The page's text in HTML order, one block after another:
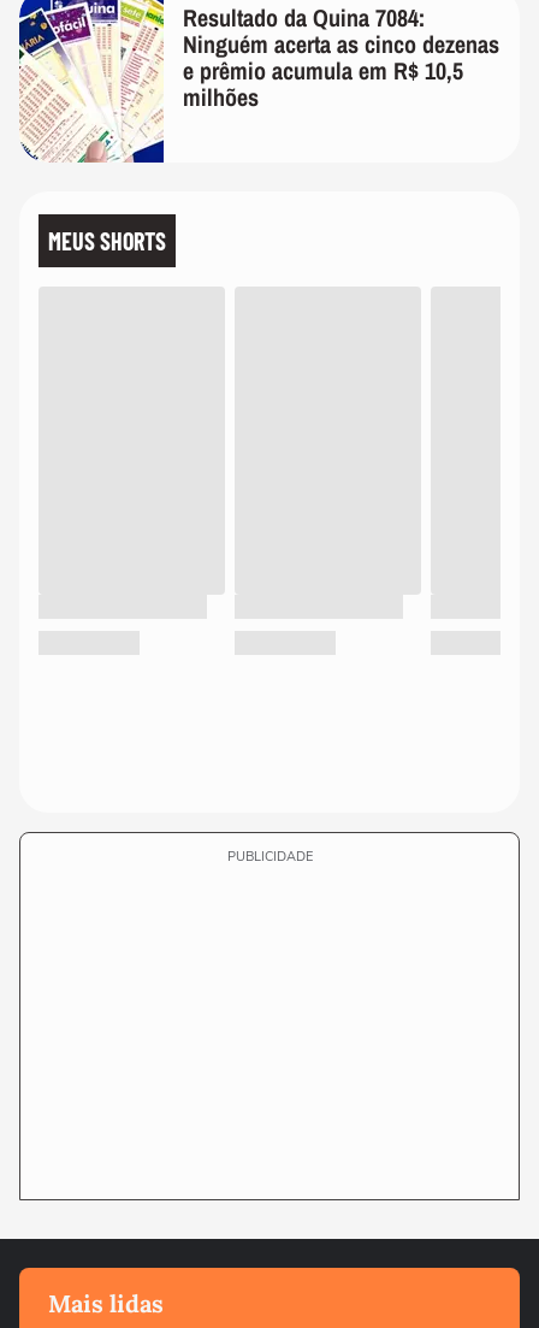
Resultado da Quina 7084:
Ninguém acerta as cinco dezenas
e prêmio acumula em R$ 10,5
milhões
MEUS SHORTS
PUBLICIDADE
Mais lidas